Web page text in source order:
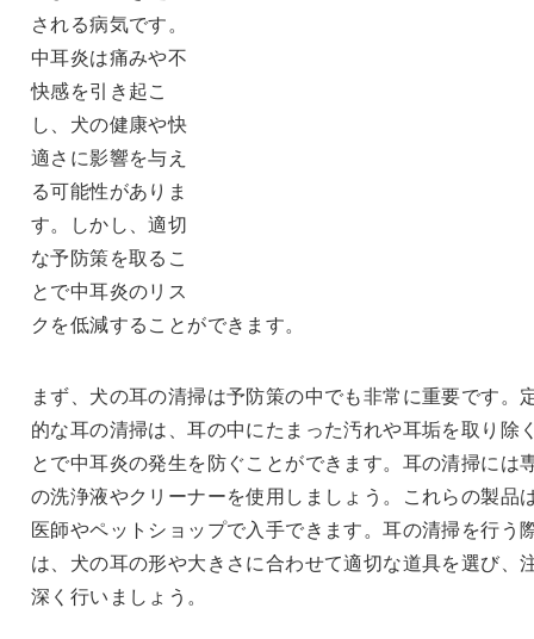
される病気です。
中耳炎は痛みや不
快感を引き起こ
し、犬の健康や快
適さに影響を与え
る可能性がありま
す。しかし、適切
な予防策を取るこ
とで中耳炎のリス
クを低減することができます。
まず、犬の耳の清掃は予防策の中でも非常に重要です。
的な耳の清掃は、耳の中にたまった汚れや耳垢を取り除
とで中耳炎の発生を防ぐことができます。耳の清掃には
の洗浄液やクリーナーを使用しましょう。これらの製品
医師やペットショップで入手できます。耳の清掃を行う
は、犬の耳の形や大きさに合わせて適切な道具を選び、
深く行いましょう。